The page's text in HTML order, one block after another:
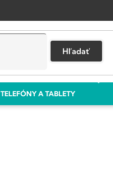
Hľadať
TELEFÓNY A TABLETY